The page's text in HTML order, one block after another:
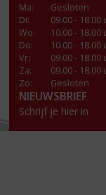
Ma:
Gesloten
Di:
09.00 - 18.00
Wo:
10.00 - 18.00
Do:
10.00 - 18.00
Vr:
09.00 - 18.00
Za:
09.00 - 18.00
Zo:
Gesloten
NIEUWSBRIEF
Schrijf je hier in